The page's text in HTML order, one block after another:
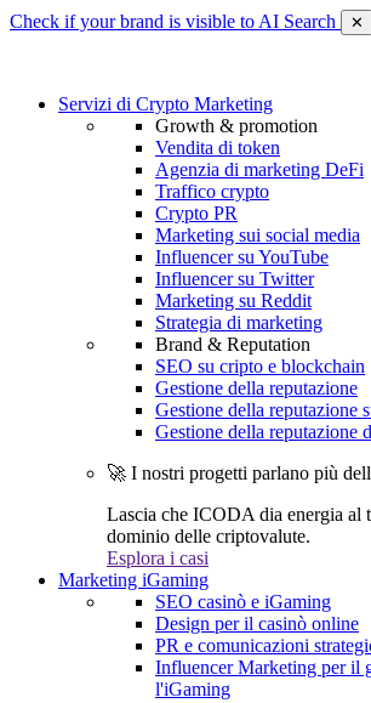
Check if your brand is visible to AI Search ✕
Servizi di Crypto Marketing
Growth & promotion
Vendita di token
Agenzia di marketing DeFi
Traffico crypto
Crypto PR
Marketing sui social media
Influencer su YouTube
Influencer su Twitter
Marketing su Reddit
Strategia di marketing
Brand & Reputation
SEO su cripto e blockchain
Gestione della reputazione
Gestione della reputazione
Gestione della reputazione
🚀 I nostri progetti parlano più
Lascia che ICODA dia energia al
dominio delle criptovalute.
Esplora i casi
Marketing iGaming
SEO casinò e iGaming
Design per il casinò online
PR e comunicazioni
Influencer Marketing per il
l'iGaming